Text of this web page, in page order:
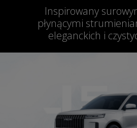
Inspirowany
płynącymi
eleganckich i